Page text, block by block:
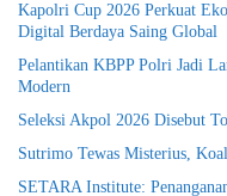
Kapolri Cup 2026 Perkuat
Digital Berdaya Saing Global
Pelantikan KBPP Polri Jadi
Modern
Seleksi Akpol 2026 Disebut
Sutrimo Tewas Misterius,
SETARA Institute: